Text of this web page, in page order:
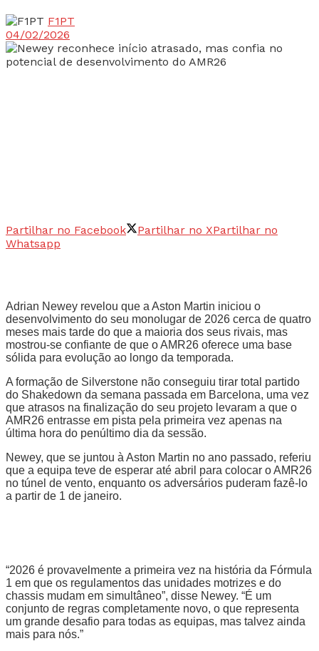
F1PT
04/02/2026
Partilhar no Facebook Partilhar no XPartilhar no
Whatsapp
Adrian Newey revelou que a Aston Martin iniciou o
desenvolvimento do seu monolugar de 2026 cerca de quatro
meses mais tarde do que a maioria dos seus rivais, mas
mostrou-se confiante de que o AMR26 oferece uma base
sólida para evolução ao longo da temporada.
A formação de Silverstone não conseguiu tirar total partido
do Shakedown da semana passada em Barcelona, uma vez
que atrasos na finalização do seu projeto levaram a que o
AMR26 entrasse em pista pela primeira vez apenas na
última hora do penúltimo dia da sessão.
Newey, que se juntou à Aston Martin no ano passado, referiu
que a equipa teve de esperar até abril para colocar o AMR26
no túnel de vento, enquanto os adversários puderam fazê-lo
a partir de 1 de janeiro.
“2026 é provavelmente a primeira vez na história da Fórmula
1 em que os regulamentos das unidades motrizes e do
chassis mudam em simultâneo”, disse Newey. “É um
conjunto de regras completamente novo, o que representa
um grande desafio para todas as equipas, mas talvez ainda
mais para nós.”